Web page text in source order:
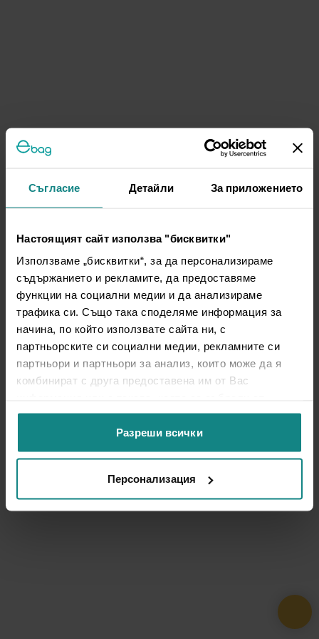
Съгласие Детайли За приложението
Настоящият сайт използва "бисквитки"
Използваме „бисквитки“, за да персонализираме
съдържанието и рекламите, да предоставяме
функции на социални медии и да анализираме
трафика си. Също така споделяме информация за
начина, по който използвате сайта ни, с
партньорските си социални медии, рекламните си
партньори и партньори за анализ, които може да я
комбинират с друга предоставена им от Вас
ползването от Ваша страна на услугите им.
Разреши всички
Персонализация